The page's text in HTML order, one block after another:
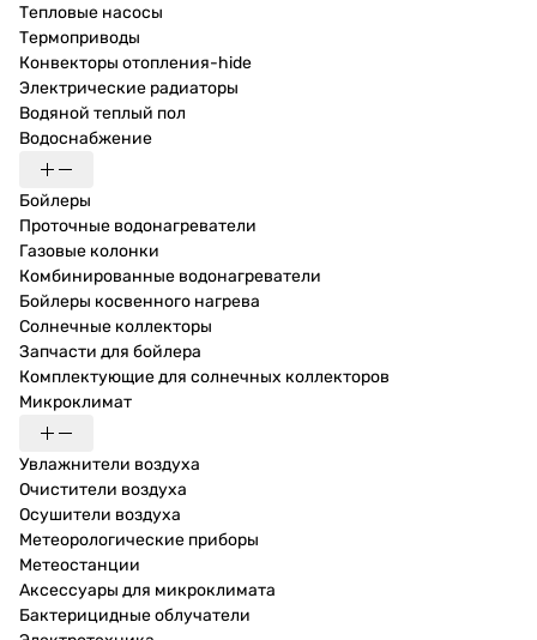
Тепловые насосы
Термоприводы
Конвекторы отопления-hide
Электрические радиаторы
Водяной теплый пол
Водоснабжение
Бойлеры
Проточные водонагреватели
Газовые колонки
Комбинированные водонагреватели
Бойлеры косвенного нагрева
Солнечные коллекторы
Запчасти для бойлера
Комплектующие для солнечных коллекторов
Микроклимат
Увлажнители воздуха
Очистители воздуха
Осушители воздуха
Метеорологические приборы
Метеостанции
Аксессуары для микроклимата
Бактерицидные облучатели